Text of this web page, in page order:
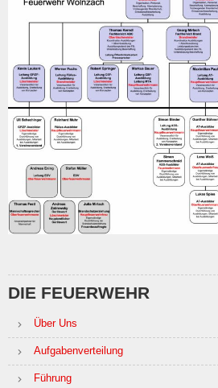
DIE FEUERWEHR
Über Uns
Aufgabenverteilung
Führung